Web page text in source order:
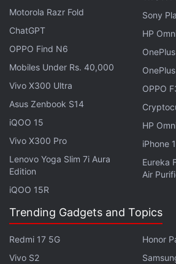
आहे.आणखी एक उल्लेखनीय डिझाइन घटक
इंटरफेस", ग्रीक डेल्टा चिन्ह (Δ) मधून
lighting feature, जे ऑडिओ प्लेबॅक,
यासारख्या यूजर्सच्या अ‍ॅक्टिव्हिटींना प्रतिसाद देते.
Tecnoने त्यांच्या इन-हाऊस आर्टिफिशियल
असिस्टंट, Ella, चा नवीन मालिकेत समावेश
Ella हिंदी, मराठी, गुजराती आणि तमिळसह
समर्थन देते, ज्यामुळे regional
सुलभता वाढते.
अपेक्षित तांत्रिक फीचर्समध्ये MemFusion,
उपलब्ध अंतर्गत स्टोरेज वापरून फोनची रॅम
फंक्शन मल्टीटास्किंग सुधारण्यासाठी बजेट आणि
उपकरणांमध्ये वाढत्या प्रमाणात लोकप्रिय
Motorola Razr Fold
ChatGPT
OPPO Find N6
Mobiles Under Rs. 40,000
Vivo X300 Ultra
Asus Zenbook S14
iQOO 15
Vivo X300 Pro
Lenovo Yoga Slim 7i Aura
Edition
iQOO 15R
Sony
HP
OPPO
HP
iPhone
Eureka
Air
Trending Gadgets and Topics
Redmi 17 5G
Vivo S2
Honor